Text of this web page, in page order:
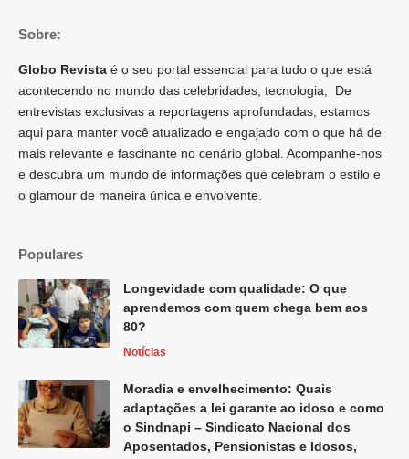
Sobre:
Globo Revista é o seu portal essencial para tudo o que está
acontecendo no mundo das celebridades, tecnologia, De
entrevistas exclusivas a reportagens aprofundadas, estamos
aqui para manter você atualizado e engajado com o que há de
mais relevante e fascinante no cenário global. Acompanhe-nos
e descubra um mundo de informações que celebram o estilo e
o glamour de maneira única e envolvente.
Populares
Longevidade com qualidade: O que
aprendemos com quem chega bem aos
80?
Notícias
Moradia e envelhecimento: Quais
adaptações a lei garante ao idoso e como
o Sindnapi – Sindicato Nacional dos
Aposentados, Pensionistas e Idosos,